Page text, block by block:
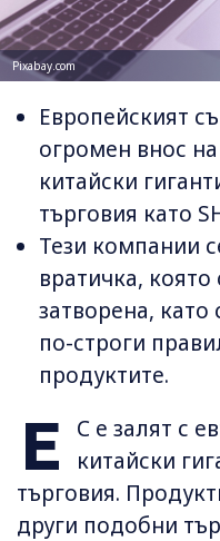
Pixabay.com
Европейският
огромен внос
китайски
търговия като
Тези компании
вратичка,
затворена,
по-строги
продуктите.
Е
С е залят с
китайски
търговия.
други подобни